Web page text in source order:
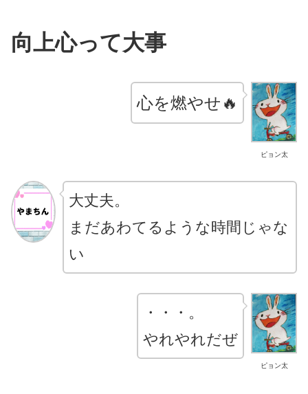
向上心って大事
ピョン太
心を燃やせ🔥
大丈夫。
まだあわてるような時間じゃな
い
ピョン太
・・・。
やれやれだぜ